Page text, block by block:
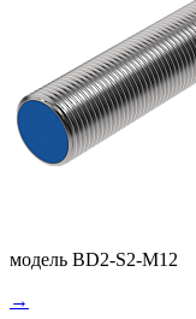
модель BD2-S2-M12
→